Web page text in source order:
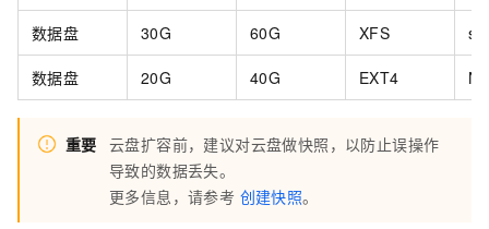
数据盘 30G 60G XFS
数据盘 20G 40G EXT4 N/
重要 云盘扩容前，建议对云盘做快照，以防止误操作
导致的数据丢失。
更多信息，请参考 创建快照。